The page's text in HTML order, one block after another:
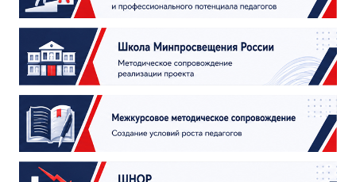
ДПО
Профессиональная переподготовка
Повышение квалификации
КОНТАКТЫ